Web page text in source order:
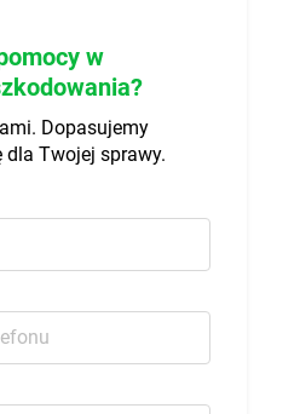
w
Dopasujemy
dla Twojej sprawy.